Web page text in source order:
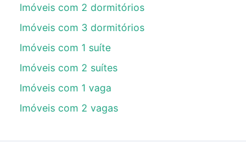
opções de financiamento imobiliário as
veja em nosso portal quanto custa comprar um
Imóveis com 2 dormitórios
Imóveis com 3 dormitórios
Imóveis com 1 suíte
Imóveis com 2 suítes
Imóveis com 1 vaga
Imóveis com 2 vagas